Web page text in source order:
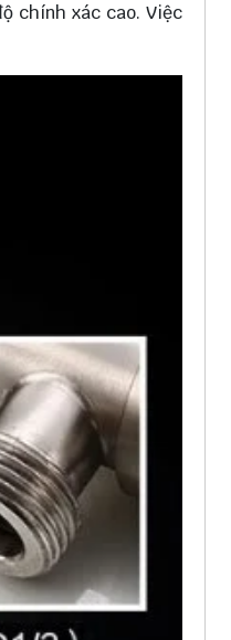
chính xác cao. Việc